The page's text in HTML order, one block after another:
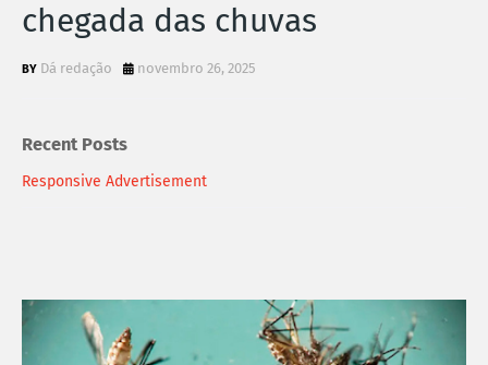
chegada das chuvas
Dá redação novembro 26, 2025
Recent Posts
Responsive Advertisement